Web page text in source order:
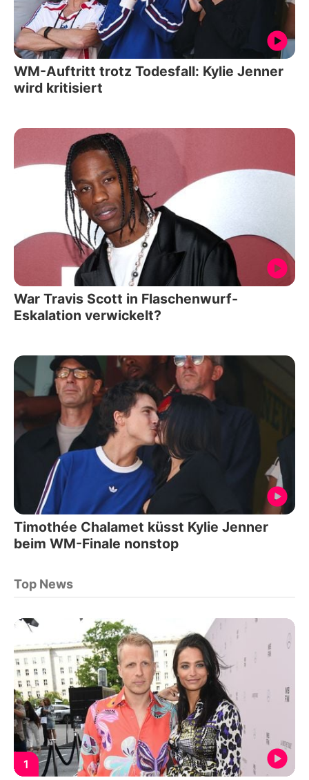
WM-Auftritt trotz Todesfall: Kylie Jenner
wird kritisiert
War Travis Scott in Flaschenwurf-
Eskalation verwickelt?
Timothée Chalamet küsst Kylie Jenner
beim WM-Finale nonstop
Top News
1